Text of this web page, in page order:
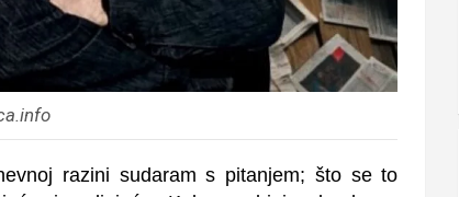
razini sudaram s pitanjem; što se to